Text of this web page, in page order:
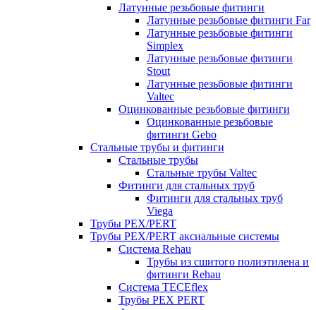
Латунные резьбовые фитинги
Латунные резьбовые фитинги Far
Латунные резьбовые фитинги
Simplex
Латунные резьбовые фитинги
Stout
Латунные резьбовые фитинги
Valtec
Оцинкованные резьбовые фитинги
Оцинкованные резьбовые
фитинги Gebo
Стальные трубы и фитинги
Стальные трубы
Стальные трубы Valtec
Фитинги для стальных труб
Фитинги для стальных труб
Viega
Трубы PEX/PERT
Трубы PEX/PERT аксиальные системы
Система Rehau
Трубы из сшитого полиэтилена и
фитинги Rehau
Система TECEflex
Трубы PEX PERT